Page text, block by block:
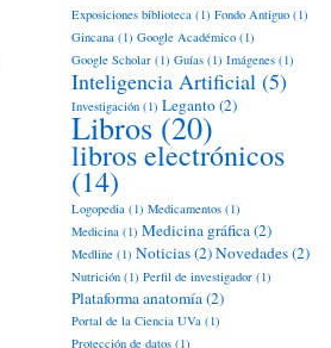
Exposiciones biblioteca (1) Fondo Antiguo (1)
Gincana (1) Google Académico (1)
Google Scholar (1) Guías (1) Imágenes (1)
Inteligencia Artificial (5)
Investigación (1) Leganto(2)
Libros(20)
libros electrónicos
(14)
Logopedia (1) Medicamentos (1)
Medicina (1) Medicina gráfica(2)
Medline (1) Noticias(2)Novedades(2)
Nutrición (1) Perfil de investigador (1)
Plataforma anatomía(2)
Portal de la Ciencia UVa (1)
Protección de datos (1)